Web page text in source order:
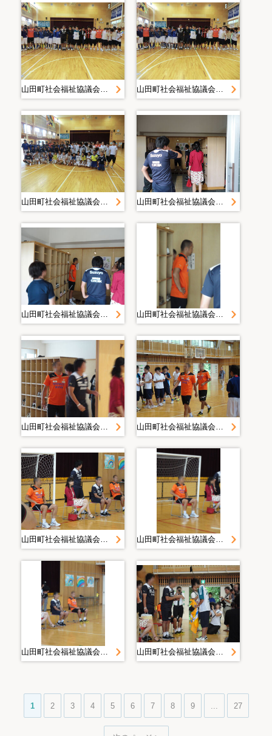
山田町社会福祉協議会＿災害復旧・復興活動写真＿２０１１０７１４清水エスパルスサッカー交流＿静岡県社協＿山田中学校 山田町社会福祉協議会＿災害復旧・復興活動写真＿２０１１０７１４清水エスパルスサッカー交流＿静岡県社協＿山田中学校
山田町社会福祉協議会＿災害復旧・復興活動写真＿２０１１０７１４清水エスパルスサッカー交流＿静岡県社協＿山田中学校 山田町社会福祉協議会＿災害復旧・復興活動写真＿２０１１０７１４清水エスパルスサッカー交流＿静岡県社協＿山田中学校
山田町社会福祉協議会＿災害復旧・復興活動写真＿２０１１０７１４清水エスパルスサッカー交流＿静岡県社協＿山田中学校 山田町社会福祉協議会＿災害復旧・復興活動写真＿２０１１０７１４清水エスパルスサッカー交流＿静岡県社協＿山田中学校
山田町社会福祉協議会＿災害復旧・復興活動写真＿２０１１０７１４清水エスパルスサッカー交流＿静岡県社協＿山田中学校 山田町社会福祉協議会＿災害復旧・復興活動写真＿２０１１０７１４清水エスパルスサッカー交流＿静岡県社協＿山田中学校
山田町社会福祉協議会＿災害復旧・復興活動写真＿２０１１０７１４清水エスパルスサッカー交流＿静岡県社協＿山田中学校 山田町社会福祉協議会＿災害復旧・復興活動写真＿２０１１０７１４清水エスパルスサッカー交流＿静岡県社協＿山田中学校
山田町社会福祉協議会＿災害復旧・復興活動写真＿２０１１０７１４清水エスパルスサッカー交流＿静岡県社協＿山田中学校 山田町社会福祉協議会＿災害復旧・復興活動写真＿２０１１０７１４清水エスパルスサッカー交流＿静岡県社協＿山田中学校
1 2 3 4 5 6 7 8 9 27